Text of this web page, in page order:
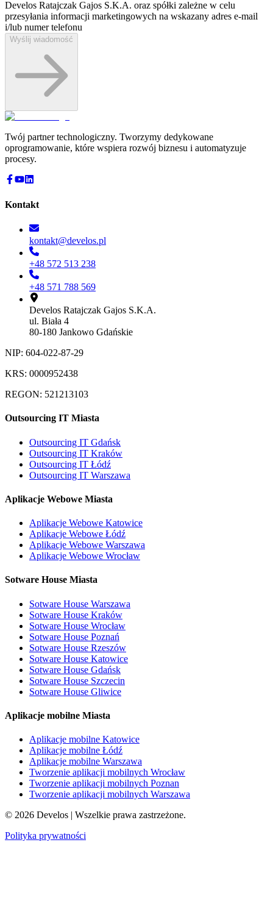
Develos Ratajczak Gajos S.K.A. oraz spółki zależne w celu
przesyłania informacji marketingowych na wskazany adres e-⁠mail
i/lub numer telefonu
Wyślij wiadomość
Twój partner technologiczny. Tworzymy dedykowane
oprogramowanie, które wspiera rozwój biznesu i automatyzuje
procesy.
Kontakt
kontakt@develos.pl
+48 572 513 238
+48 571 788 569
Develos Ratajczak Gajos S.K.A.
ul. Biała 4
80-180 Jankowo Gdańskie
NIP: 604-022-87-29
KRS: 0000952438
REGON: 521213103
Outsourcing IT Miasta
Outsourcing IT Gdańsk
Outsourcing IT Kraków
Outsourcing IT Łódź
Outsourcing IT Warszawa
Aplikacje Webowe Miasta
Aplikacje Webowe Katowice
Aplikacje Webowe Łódź
Aplikacje Webowe Warszawa
Aplikacje Webowe Wrocław
Sotware House Miasta
Sotware House Warszawa
Sotware House Kraków
Sotware House Wrocław
Sotware House Poznań
Sotware House Rzeszów
Sotware House Katowice
Sotware House Gdańsk
Sotware House Szczecin
Sotware House Gliwice
Aplikacje mobilne Miasta
Aplikacje mobilne Katowice
Aplikacje mobilne Łódź
Aplikacje mobilne Warszawa
Tworzenie aplikacji mobilnych Wrocław
Tworzenie aplikacji mobilnych Poznan
Tworzenie aplikacji mobilnych Warszawa
© 2026 Develos | Wszelkie prawa zastrzeżone.
Polityka prywatności